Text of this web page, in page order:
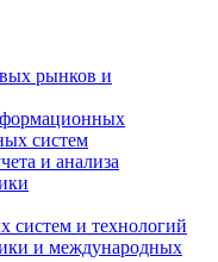
рынков и
систем
и анализа
систем и технологий
и международных